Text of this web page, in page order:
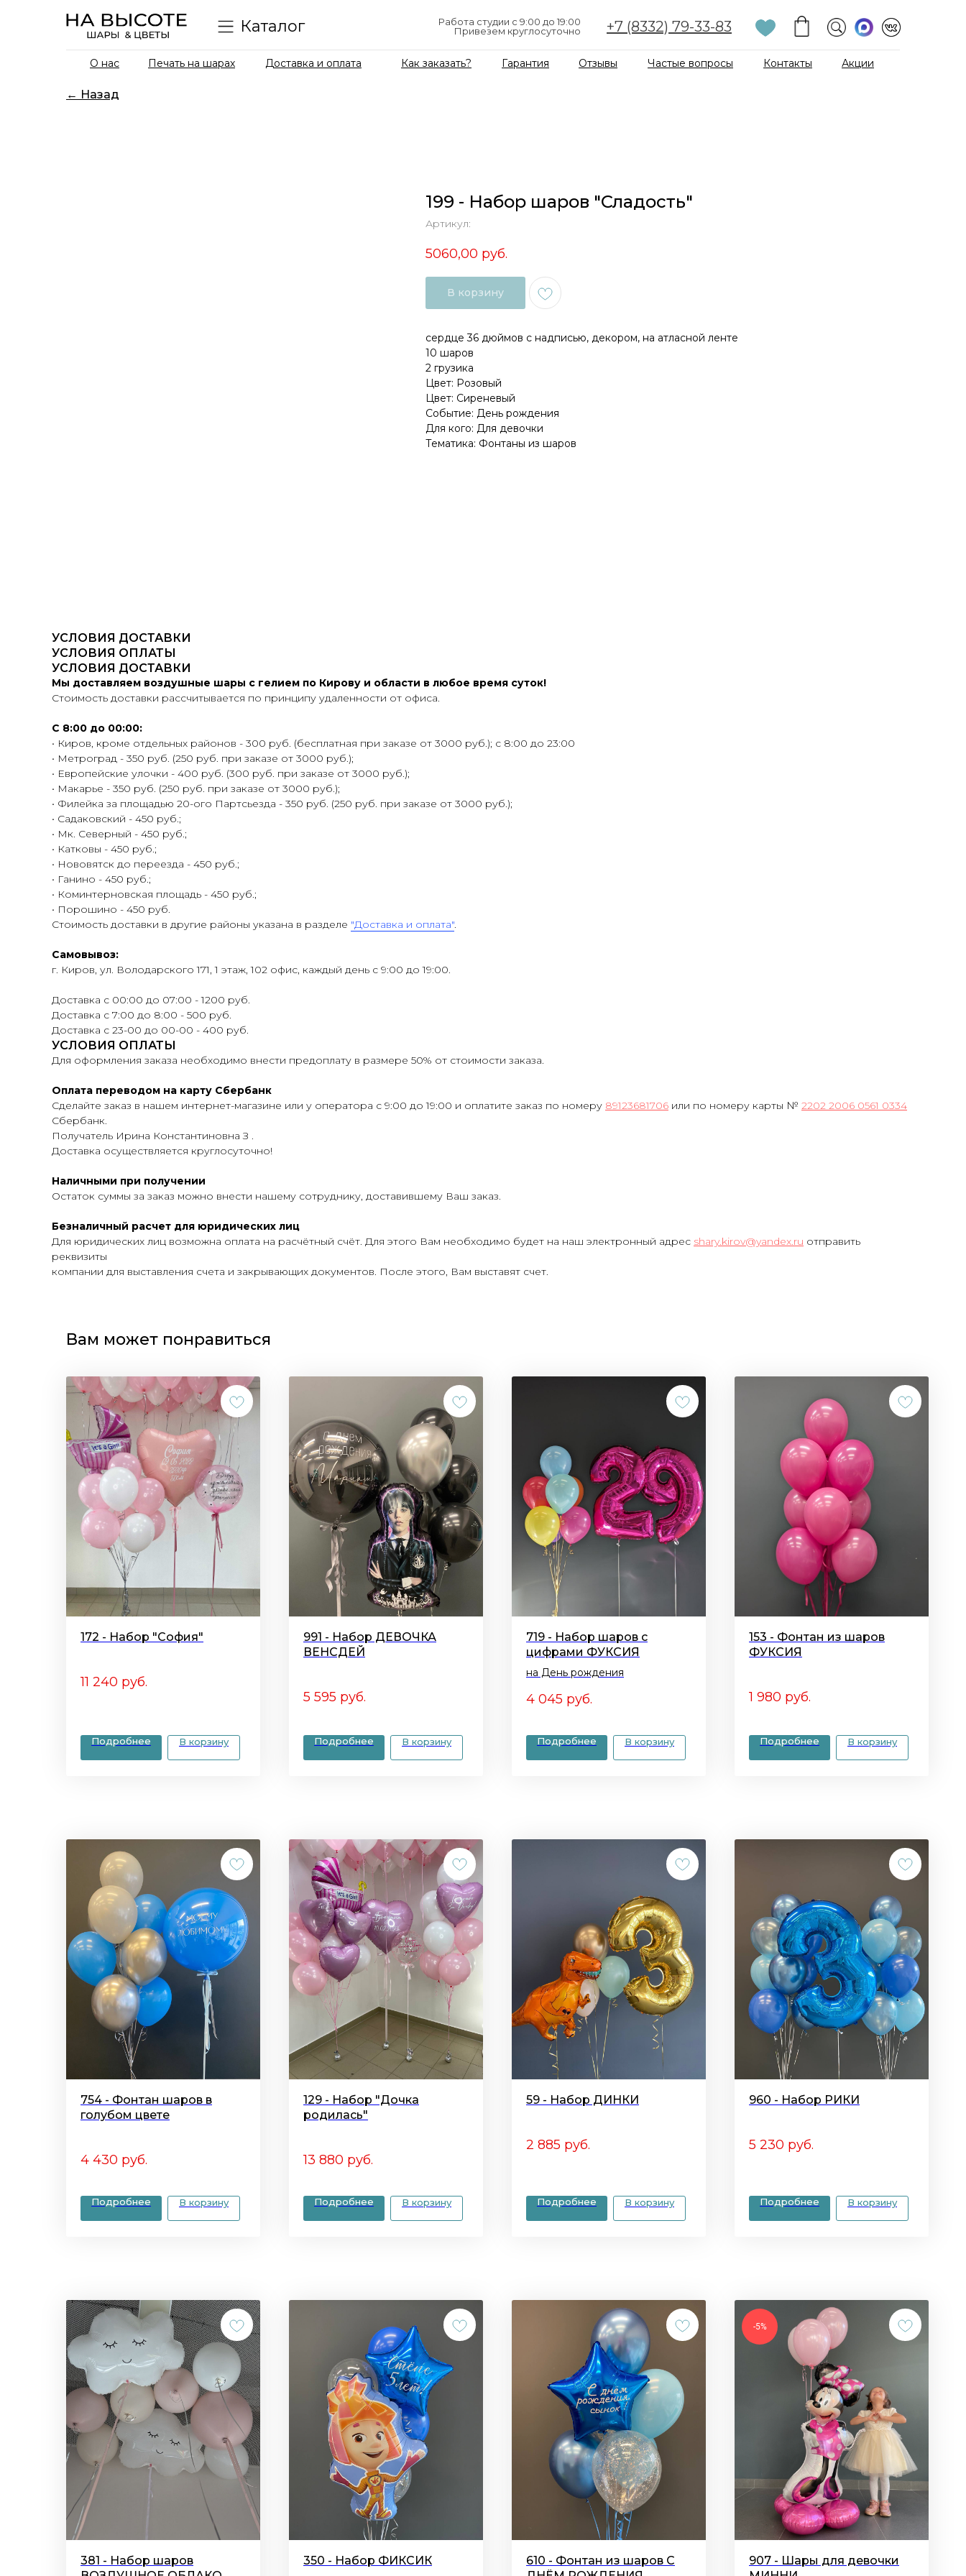
+7 (8332) 79-33-83
Работа студии с 9:00 до 19:00
Привезем круглосуточно
Каталог
Доставка и оплата Как заказать? Гарантия Отзывы Частые вопросы
Печать на шарах Контакты
О нас Акции
← Назад
199 - Набор шаров "Сладость"
Артикул:
5060,00 руб.
В корзину
сердце 36 дюймов с надписью, декором, на атласной ленте
10 шаров
2 грузика
Цвет: Розовый
Цвет: Сиреневый
Событие: День рождения
Для кого: Для девочки
Тематика: Фонтаны из шаров
УСЛОВИЯ ДОСТАВКИ
УСЛОВИЯ ОПЛАТЫ
УСЛОВИЯ ДОСТАВКИ
Мы доставляем воздушные шары с гелием по Кирову и области в любое время суток!
Стоимость доставки рассчитывается по принципу удаленности от офиса.
С 8:00 до 00:00:
• Киров, кроме отдельных районов - 300 руб. (бесплатная при заказе от 3000 руб.); с 8:00 до 23:00
• Метроград - 350 руб. (250 руб. при заказе от 3000 руб.);
• Европейские улочки - 400 руб. (300 руб. при заказе от 3000 руб.);
• Макарье - 350 руб. (250 руб. при заказе от 3000 руб.);
• Филейка за площадью 20-ого Партсьезда - 350 руб. (250 руб. при заказе от 3000 руб.);
• Садаковский - 450 руб.;
• Мк. Северный - 450 руб.;
• Катковы - 450 руб.;
• Нововятск до переезда - 450 руб.;
• Ганино - 450 руб.;
• Коминтерновская площадь - 450 руб.;
• Порошино - 450 руб.
Стоимость доставки в другие районы указана в разделе "Доставка и оплата".
Самовывоз:
г. Киров, ул. Володарского 171, 1 этаж, 102 офис, каждый день с 9:00 до 19:00.
Доставка с 00:00 до 07:00 - 1200 руб.
Доставка с 7:00 до 8:00 - 500 руб.
Доставка с 23-00 до 00-00 - 400 руб.
УСЛОВИЯ ОПЛАТЫ
Для оформления заказа необходимо внести предоплату в размере 50% от стоимости заказа.
Оплата переводом на карту Сбербанк
Сделайте заказ в нашем интернет-магазине или у оператора с 9:00 до 19:00 и оплатите заказ по номеру 89123681706 или по номеру карты № 2202 2006 0561 0334
Сбербанк.
Получатель Ирина Константиновна З .
Доставка осуществляется круглосуточно!
Наличными при получении
Остаток суммы за заказ можно внести нашему сотруднику, доставившему Ваш заказ.
Безналичный расчет для юридических лиц
Для юридических лиц возможна оплата на расчётный счёт. Для этого Вам необходимо будет на наш электронный адрес shary.kirov@yandex.ru отправить
реквизиты
компании для выставления счета и закрывающих документов. После этого, Вам выставят счет.
Вам может понравиться
172 - Набор "София"
11 240 руб.
Подробнее В корзину
991 - Набор ДЕВОЧКА
ВЕНСДЕЙ
5 595 руб.
Подробнее В корзину
719 - Набор шаров с
цифрами ФУКСИЯ
на День рождения
4 045 руб.
Подробнее В корзину
153 - Фонтан из шаров
ФУКСИЯ
1 980 руб.
Подробнее В корзину
754 - Фонтан шаров в
голубом цвете
4 430 руб.
Подробнее В корзину
129 - Набор "Дочка
родилась"
13 880 руб.
Подробнее В корзину
59 - Набор ДИНКИ
2 885 руб.
Подробнее В корзину
960 - Набор РИКИ
5 230 руб.
Подробнее В корзину
381 - Набор шаров
350 - Набор ФИКСИК
610 - Фонтан из шаров С
-5%
907 - Шары для девочки